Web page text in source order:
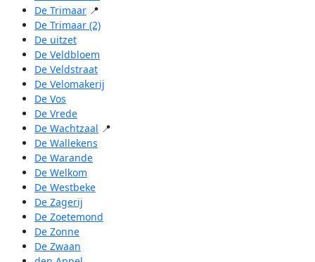
De Trimaar 📍
De Trimaar (2)
De uitzet
De Veldbloem
De Veldstraat
De Velomakerij
De Vos
De Vrede
De Wachtzaal 📍
De Wallekens
De Warande
De Welkom
De Westbeke
De Zagerij
De Zoetemond
De Zonne
De Zwaan